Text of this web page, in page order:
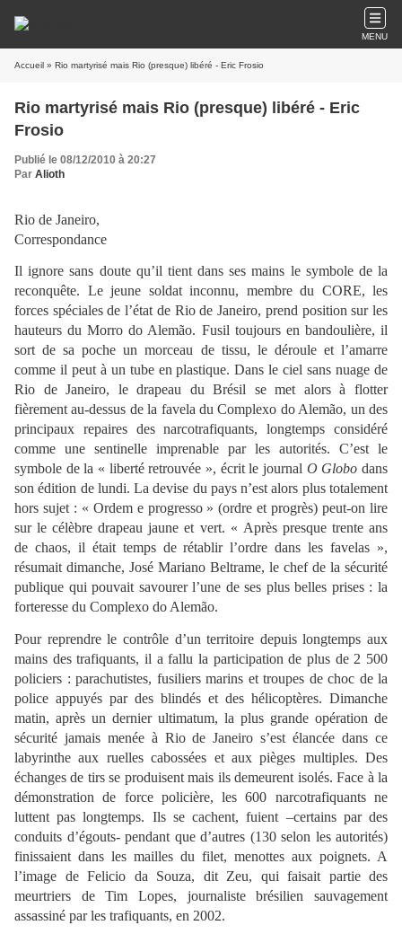
MENU
Accueil » Rio martyrisé mais Rio (presque) libéré - Eric Frosio
Rio martyrisé mais Rio (presque) libéré - Eric
Frosio
Publié le 08/12/2010 à 20:27
Par Alioth
Rio de Janeiro,
Correspondance
Il ignore sans doute qu’il tient dans ses mains le symbole de la
reconquête. Le jeune soldat inconnu, membre du CORE, les
forces spéciales de l’état de Rio de Janeiro, prend position sur les
hauteurs du Morro do Alemão. Fusil toujours en bandoulière, il
sort de sa poche un morceau de tissu, le déroule et l’amarre
comme il peut à un tube en plastique. Dans le ciel sans nuage de
Rio de Janeiro, le drapeau du Brésil se met alors à flotter
fièrement au-dessus de la favela du Complexo do Alemão, un des
principaux repaires des narcotrafiquants, longtemps considéré
comme une sentinelle imprenable par les autorités. C’est le
symbole de la « liberté retrouvée », écrit le journal O Globo dans
son édition de lundi. La devise du pays n’est alors plus totalement
hors sujet : « Ordem e progresso » (ordre et progrès) peut-on lire
sur le célèbre drapeau jaune et vert. « Après presque trente ans
de chaos, il était temps de rétablir l’ordre dans les favelas »,
résumait dimanche, José Mariano Beltrame, le chef de la sécurité
publique qui pouvait savourer l’une de ses plus belles prises : la
forteresse du Complexo do Alemão.
Pour reprendre le contrôle d’un territoire depuis longtemps aux
mains des trafiquants, il a fallu la participation de plus de 2 500
policiers : parachutistes, fusiliers marins et troupes de choc de la
police appuyés par des blindés et des hélicoptères. Dimanche
matin, après un dernier ultimatum, la plus grande opération de
sécurité jamais menée à Rio de Janeiro s’est élancée dans ce
labyrinthe aux ruelles cabossées et aux pièges multiples. Des
échanges de tirs se produisent mais ils demeurent isolés. Face à la
démonstration de force policière, les 600 narcotrafiquants ne
luttent pas longtemps. Ils se cachent, fuient –certains par des
conduits d’égouts- pendant que d’autres (130 selon les autorités)
finissaient dans les mailles du filet, menottes aux poignets. A
l’image de Felicio da Souza, dit Zeu, qui faisait partie des
meurtriers de Tim Lopes, journaliste brésilien sauvagement
assassiné par les trafiquants, en 2002.